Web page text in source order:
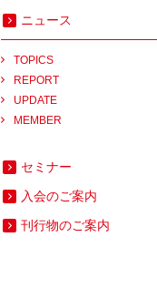
ニュース
TOPICS
REPORT
UPDATE
MEMBER
セミナー
入会のご案内
刊行物のご案内